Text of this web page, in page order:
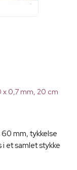
x 0,7 mm, 20 cm
mm, tykkelse
et samlet stykke